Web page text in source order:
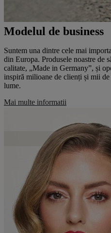
Modelul de business
Suntem una dintre cele mai
din Europa. Produsele noastre de
calitate, „Made in Germany”, și
inspiră milioane de clienți și mii
lume.
Mai multe informatii